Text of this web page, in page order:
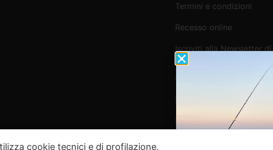
Termini e condizioni
Recesso online
Iscriviti alla Newsletter di
Webpesca
Cookie Policy e Consensi
Informativa e-commerce
Informativa newsletter e
cookie tecnici e di profilazione.